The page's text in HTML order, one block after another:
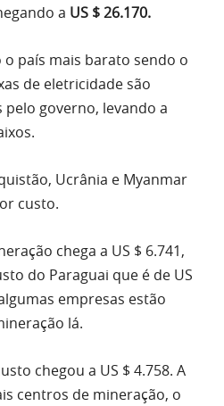
a US $ 26.170.
país mais barato sendo o
de eletricidade são
governo, levando a
Ucrânia e Myanmar
custo.
chega a US $ 6.741,
do Paraguai que é de US
empresas estão
lá.
chegou a US $ 4.758. A
centros de mineração, o